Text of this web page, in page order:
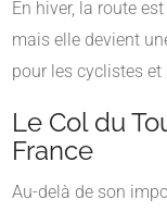
En hiver, la route
mais elle devient
pour les cyclistes
Le Col du
France
Au-delà de son